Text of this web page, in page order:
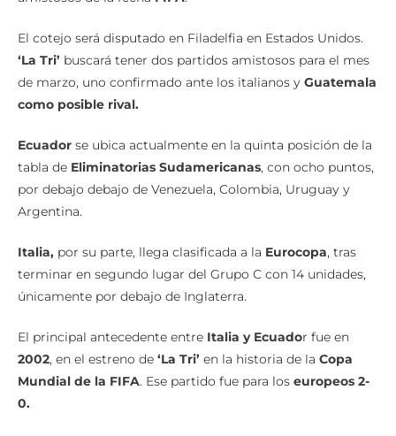
El cotejo será disputado en Filadelfia en Estados Unidos.
‘La Tri’ buscará tener dos partidos amistosos para el mes
de marzo, uno confirmado ante los italianos y Guatemala
como posible rival.
Ecuador se ubica actualmente en la quinta posición de la
tabla de Eliminatorias Sudamericanas, con ocho puntos,
por debajo debajo de Venezuela, Colombia, Uruguay y
Argentina.
Italia, por su parte, llega clasificada a la Eurocopa, tras
terminar en segundo lugar del Grupo C con 14 unidades,
únicamente por debajo de Inglaterra.
El principal antecedente entre Italia y Ecuador fue en
2002, en el estreno de ‘La Tri’ en la historia de la Copa
Mundial de la FIFA. Ese partido fue para los europeos 2-
0.